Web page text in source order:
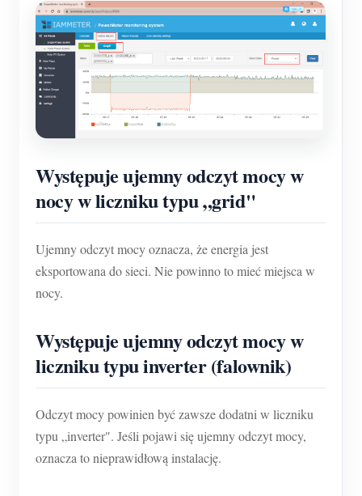
Występuje ujemny odczyt mocy w
nocy w liczniku typu „grid"
Ujemny odczyt mocy oznacza, że energia jest
eksportowana do sieci. Nie powinno to mieć miejsca w
nocy.
Występuje ujemny odczyt mocy w
liczniku typu inverter (falownik)
Odczyt mocy powinien być zawsze dodatni w liczniku
typu „inverter". Jeśli pojawi się ujemny odczyt mocy,
oznacza to nieprawidłową instalację.